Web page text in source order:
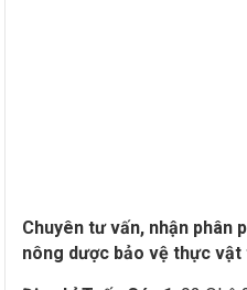
Chuyên tư vấn, nhận phân
nông dược bảo vệ thực